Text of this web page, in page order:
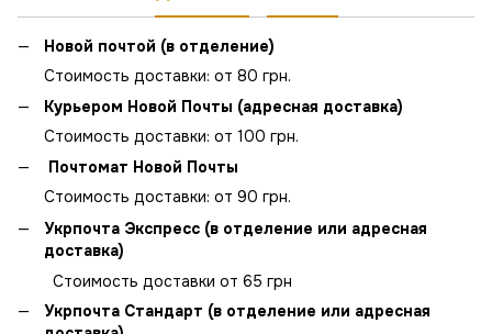
Новой почтой (в отделение)
Стоимость доставки: от 80 грн.
Курьером Новой Почты (адресная доставка)
Стоимость доставки: от 100 грн.
Почтомат Новой Почты
Стоимость доставки: от 90 грн.
Укрпочта Экспресс (в отделение или адресная
доставка)
Стоимость доставки от 65 грн
Укрпочта Стандарт (в отделение или адресная